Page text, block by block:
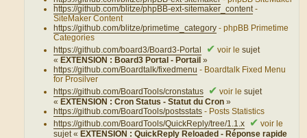
https://github.com/blitze/phpBB-ext-sitemaker_content-
SiteMaker Content
https://github.com/blitze/primetime_category - phpBB Primetime
Categories
https://github.com/board3/Board3-Portal
✔ voir lesujet
« EXTENSION : Board3 Portal - Portail»
https://github.com/Boardtalk/fixedmenu - Boardtalk Fixed Menu
for Prosilver
https://github.com/BoardTools/cronstatus
✔ voir lesujet
« EXTENSION : Cron Status - Statut du Cron»
https://github.com/BoardTools/postsstats - Posts Statistics
https://github.com/BoardTools/QuickReply/tree/1.1.x
✔ voir le
sujet « EXTENSION : QuickReply Reloaded - Réponse rapide